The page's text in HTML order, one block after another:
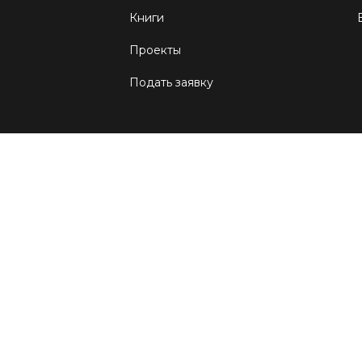
Книги
Проекты
Подать заявку